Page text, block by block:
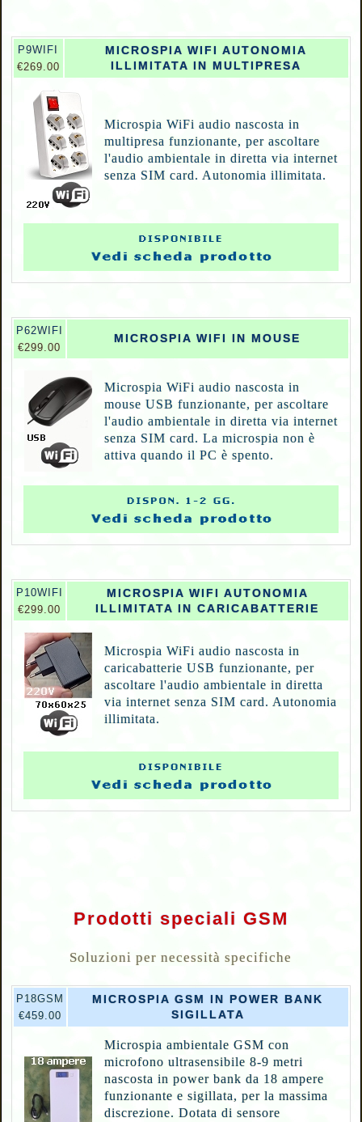
P9WIFI
€269.00
MICROSPIA WIFI AUTONOMIA
ILLIMITATA IN MULTIPRESA
Microspia WiFi audio nascosta in
multipresa funzionante, per ascoltare
l'audio ambientale in diretta via internet
senza SIM card. Autonomia illimitata.
P62WIFI
€299.00
MICROSPIA WIFI IN MOUSE
Microspia WiFi audio nascosta in
mouse USB funzionante, per ascoltare
l'audio ambientale in diretta via internet
senza SIM card. La microspia non è
attiva quando il PC è spento.
P10WIFI
€299.00
MICROSPIA WIFI AUTONOMIA
ILLIMITATA IN CARICABATTERIE
Microspia WiFi audio nascosta in
caricabatterie USB funzionante, per
ascoltare l'audio ambientale in diretta
via internet senza SIM card. Autonomia
illimitata.
Prodotti speciali GSM
Soluzioni per necessità specifiche
P 18GSM
€459.00
MICROSPIA GSM IN POWER BANK
SIGILLATA
Microspia ambientale GSM con
microfono ultrasensibile 8-9 metri
nascosta in power bank da 18 ampere
funzionante e sigillata, per la massima
discrezione. Dotata di sensore